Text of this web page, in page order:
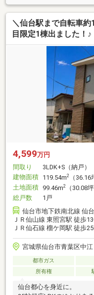
＼仙台駅まで自転車
目限定1棟出ました！♪
4,599万円
間取り
3LDK+S（納戸）
建物面積 119.54m2
（36.16
土地面積 99.46m2
（30.08坪
総戸数
1戸
仙台市地下鉄南北線 仙
ＪＲ仙山線 東照宮駅 徒歩
ＪＲ仙石線 榴ケ岡駅 徒歩
宮城県仙台市青葉区中江
都市ガス
所有権
仙台都心を身近に。